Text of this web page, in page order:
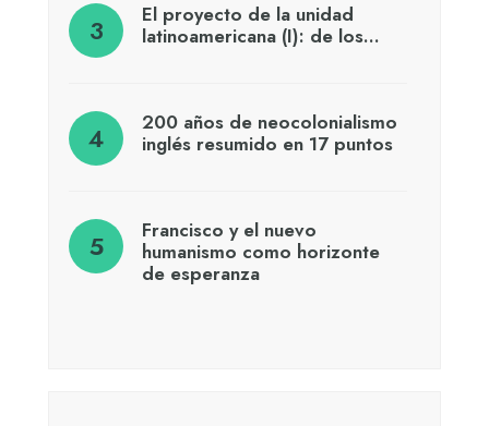
El proyecto de la unidad
latinoamericana (I): de los…
200 años de neocolonialismo
inglés resumido en 17 puntos
Francisco y el nuevo
humanismo como horizonte
de esperanza